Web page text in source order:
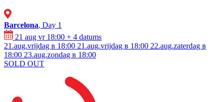
Barcelona, Day 1
21 aug vr 18:00 + 4 datums
21.aug.vrijdag в 18:00 21.aug.vrijdag в 18:00 22.aug.zaterdag в
18:00 23.aug.zondag в 18:00
SOLD OUT